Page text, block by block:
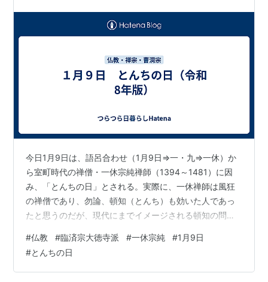
はマザーグースやシャルル・ペロー。（猟奇殺戮のヘリ
オガバルスやネロ、吸血鬼のモデル；ブラド・ツェペシ
ェ公爵の一歩手前。）
これには将軍；義教〜義尚さえも「一休に為す術なし」
と肩をすくめている。享徳3（1454）年に大徳寺は焼
6（1474）年に再-焼失し、これは一休が大阪の豪商に
資金繰りさせて再建する。
こういう内に盲目の歌女；「森」〔シン〕と恋に落ち
（；相当老齢であるのに）、村田珠光や山崎宗鑑の参禅
の師を務める。（他にも飯尾宗祇、柴屋軒宗長、金春禅
竹、曾我蛇足、兵部墨溪……など。）そして文明
13（1481）年、酬恩庵で示寂。88歳だった。
今日1月9日は、語呂合わせ（1月9日⇒一・九⇒一休）か
ら室町時代の禅僧・一休宗純禅師（1394～1481）に因
み、「とんちの日」とされる。実際に、一休禅師は風狂
の禅僧であり、勿論、頓知（とんち）も効いた人であっ
たと思うのだが、現代にまでイメージされる頓知の問答
江戸時代以降に人気となった『一休噺』などの説話集に
依拠したもので、史実上の話と決められるものは少な
い。 ということで、今日見ていく話も史実ではないと思
#仏教 #臨済宗大徳寺派 #一休宗純 #1月9日
#とんちの日